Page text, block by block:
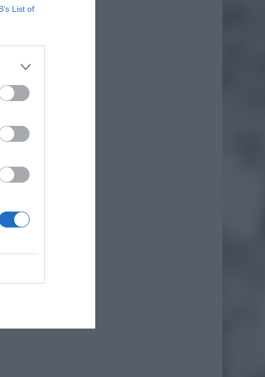
List of